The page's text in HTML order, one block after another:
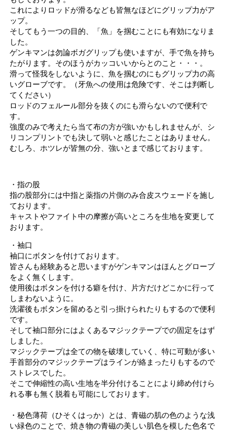
これによりロッドが滑るなども皆無なほどにグリップ力がア
ップ。
そしてもう一つの目的、「魚」を掴むことにも有効になりま
した。
ゲンキマンは勿論ボガグリップも使いますが、手で魚を持ち
たがります。そのほうがカッコいいからとのこと・・・。
滑って怪我をしないように、魚を掴むのにもグリップ力の高
いグローブです。（牙魚への使用は危険です、そこは判断し
てください）
ロッドのフェルール部分を抜くのにも滑らないので便利で
す。
強度のみで考えたら当て布の方が強いかもしれませんが、シ
リコンプリントでも決して弱いと感じたことはありません。
むしろ、ホツレが皆無の分、強いとまで感じております。
・指の股
指の股部分には中指と薬指の片側のみ合皮スウェードを施し
ております。
キャストやファイト中の摩擦が高いところを生地を変更して
おります。
・袖口
袖口にボタンを付けております。
皆さんも経験あると思いますがゲンキマンはほんとグローブ
をよく無くします。
使用後はボタンを付ける癖を付け、片方だけどこかに行って
しまわないように。
洗濯後もボタンを留めると引っ掛けられたりもするので便利
です。
そして袖口部分にはよくあるマジックテープでの固定をはず
しました。
マジックテープは全ての物を破壊していく、特に可動が多い
手首部分のマジックテープはラインが絡まったりもするので
ストレスでした。
そこで伸縮性の高い生地を半分付けることにより締め付けら
れる事も無く脱着も可能にしております。
・秘色薄荷（ひそくはっか）とは、青磁の肌の色のような浅
い緑色のことで、焼き物の青磁の美しい肌色を模した色名で